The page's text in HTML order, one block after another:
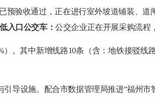
预验收通过，正在进行室外坡道铺装、道
低入口公交车：公交企业正在开展采购流程
） 。其中新增线路10条（含 ：地铁接驳线
引导设施。配合市数据管理局推进“福州市